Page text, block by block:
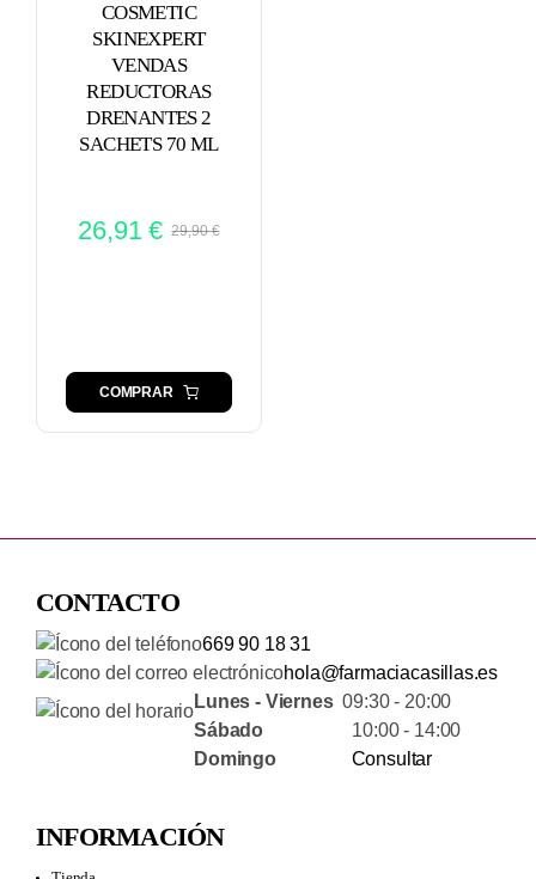
COSMETIC
SKINEXPERT
VENDAS
REDUCTORAS
DRENANTES 2
SACHETS 70 ML
29,90€El
29,90 €.
26,91€
El
26,91 €.
COMPRAR
CONTACTO
669 90 18 31
hola@farmaciacasillas.es
Lunes - Viernes09:30 - 20:00
Sábado 10:00 - 14:00
Domingo
Consultar
INFORMACIÓN